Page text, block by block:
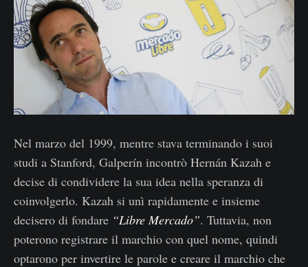
Nel marzo del 1999, mentre stava terminando i suoi
studi a Stanford, Galperín incontrò Hernán Kazah e
decise di condividere la sua idea nella speranza di
coinvolgerlo. Kazah si unì rapidamente e insieme
decisero di fondare “Libre Mercado”. Tuttavia, non
poterono registrare il marchio con quel nome, quindi
optarono per invertire le parole e creare il marchio che